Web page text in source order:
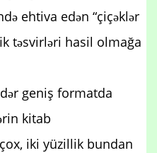
ehtiva edən “çiçəklər
təsvirləri hasil olmağa
geniş formatda
kitab
iki yüzillik bundan